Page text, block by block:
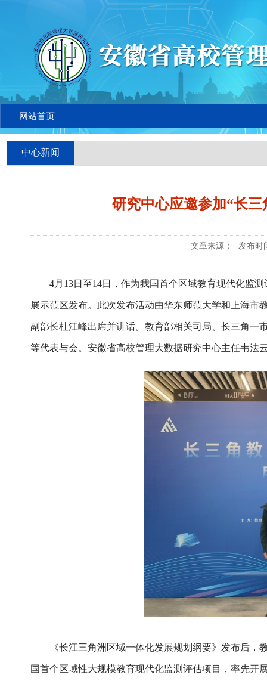
网站首页
中心新闻
研究中心应邀参加“长
文章来源： 发布时
4月13日至14日，作为我国首个区域教育现代化监
展示范区发布。此次发布活动由华东师范大学和上海
副部长杜江峰出席并讲话。教育部相关司局、长三角一
等代表与会。安徽省高校管理大数据研究中心主任韦法
《长江三角洲区域一体化发展规划纲要》发布后
国首个区域性大规模教育现代化监测评估项目，率先开